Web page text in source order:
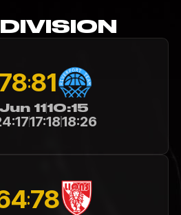
:81
Jun 1110:15
17:1818:26
:78